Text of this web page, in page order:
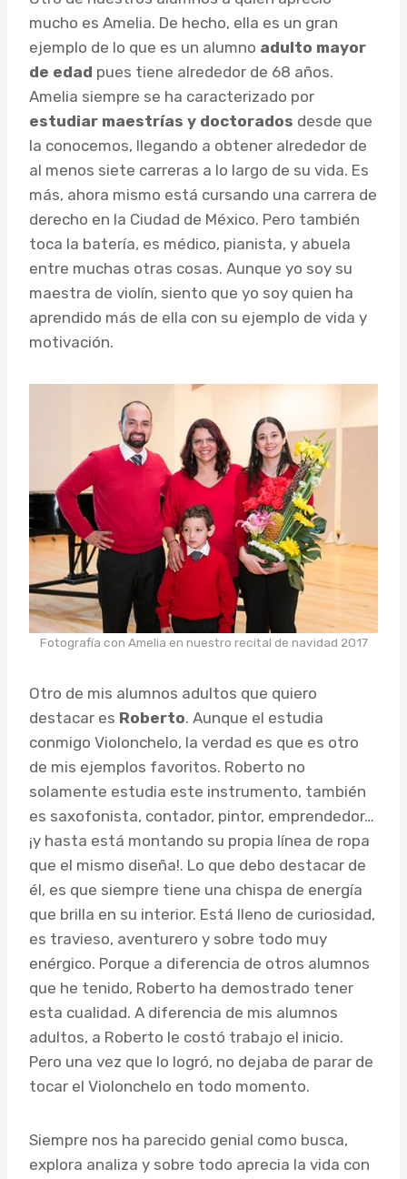
mucho es Amelia. De hecho, ella es un gran
ejemplo de lo que es un alumno adulto mayor
de edad pues tiene alrededor de 68 años.
Amelia siempre se ha caracterizado por
estudiar maestrías y doctorados desde que
la conocemos, llegando a obtener alrededor de
al menos siete carreras a lo largo de su vida. Es
más, ahora mismo está cursando una carrera de
derecho en la Ciudad de México. Pero también
toca la batería, es médico, pianista, y abuela
entre muchas otras cosas. Aunque yo soy su
maestra de violín, siento que yo soy quien ha
aprendido más de ella con su ejemplo de vida y
motivación.
Fotografía con Amelia en nuestro recital de navidad 2017
Otro de mis alumnos adultos que quiero
destacar es Roberto. Aunque el estudia
conmigo Violonchelo, la verdad es que es otro
de mis ejemplos favoritos. Roberto no
solamente estudia este instrumento, también
es saxofonista, contador, pintor, emprendedor…
¡y hasta está montando su propia línea de ropa
que el mismo diseña!. Lo que debo destacar de
él, es que siempre tiene una chispa de energía
que brilla en su interior. Está lleno de curiosidad,
es travieso, aventurero y sobre todo muy
enérgico. Porque a diferencia de otros alumnos
que he tenido, Roberto ha demostrado tener
esta cualidad. A diferencia de mis alumnos
adultos, a Roberto le costó trabajo el inicio.
Pero una vez que lo logró, no dejaba de parar de
tocar el Violonchelo en todo momento.
Siempre nos ha parecido genial como busca,
explora analiza y sobre todo aprecia la vida con